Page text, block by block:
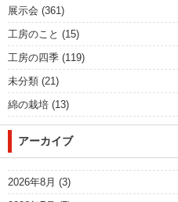
展示会 (361)
工房のこと (15)
工房の四季 (119)
未分類 (21)
綿の栽培 (13)
アーカイブ
2026年8月 (3)